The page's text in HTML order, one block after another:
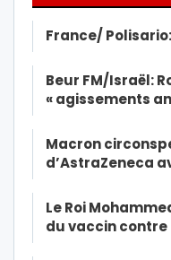
France/
Beur FM/Israël:
« agissements
Macron
d’AstraZeneca
Le Roi
du vaccin